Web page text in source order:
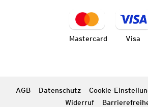
Mastercard Visa
AGB Datenschutz Cookie-
Widerruf